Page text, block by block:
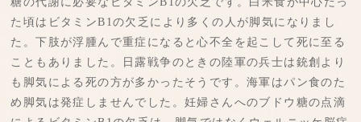
た頃はビタミンB1の欠乏により多くの人が脚気になりまし
た。下肢が浮腫んで重症になると心不全を起こして死に至る
こともありました。日露戦争のときの陸軍の兵士は銃創より
も脚気による死の方が多かったそうです。海軍はパン食のた
め脚気は発症しませんでした。妊婦さんへのブドウ糖の点滴